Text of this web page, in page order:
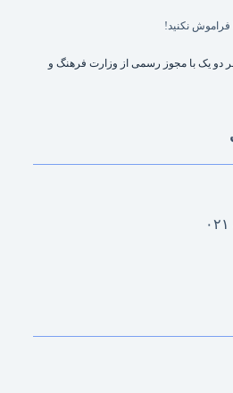
دو یک با مجوز رسمی از وزارت فرهنگ و